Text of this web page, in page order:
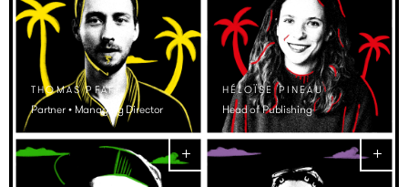
THOMAS PFAFF
Partner • Managing Director
HÉLOÏSE PINEAU
Head of Publishing